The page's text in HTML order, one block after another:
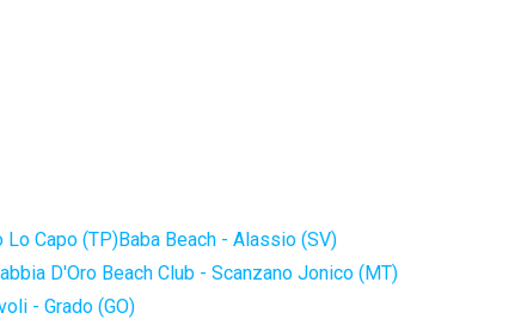
Lo Capo (TP)Baba Beach - Alassio (SV)
D'Oro Beach Club - Scanzano Jonico (MT)
- Grado (GO)